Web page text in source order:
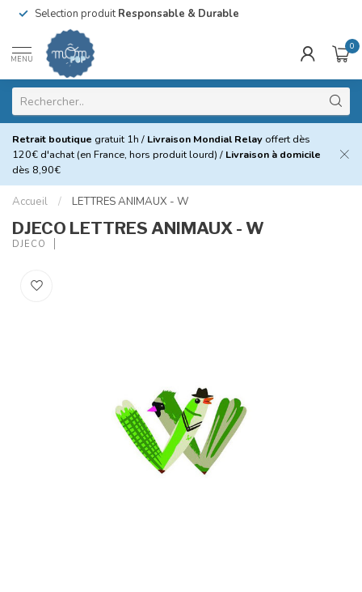
Selection produitResponsable & Durable
MENU
0
Retrait boutique gratuit 1h / Livraison Mondial Relay offert dès
120€ d'achat (en France, hors produit lourd) / Livraison à domicile
dès 8,90€
Accueil / LETTRES ANIMAUX - W
DJECO LETTRES ANIMAUX - W
DJECO